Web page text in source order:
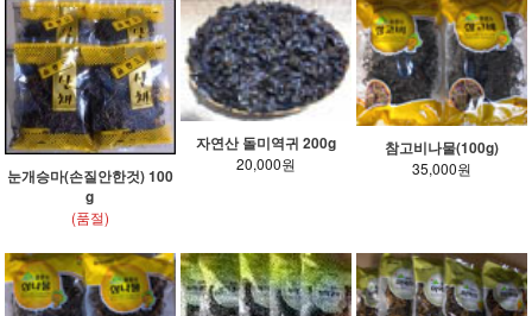
눈개승마(손질안한것) 100
g
(품절)
자연산 돌미역귀 200g
20,000원
참고비나물(100g)
35,000원